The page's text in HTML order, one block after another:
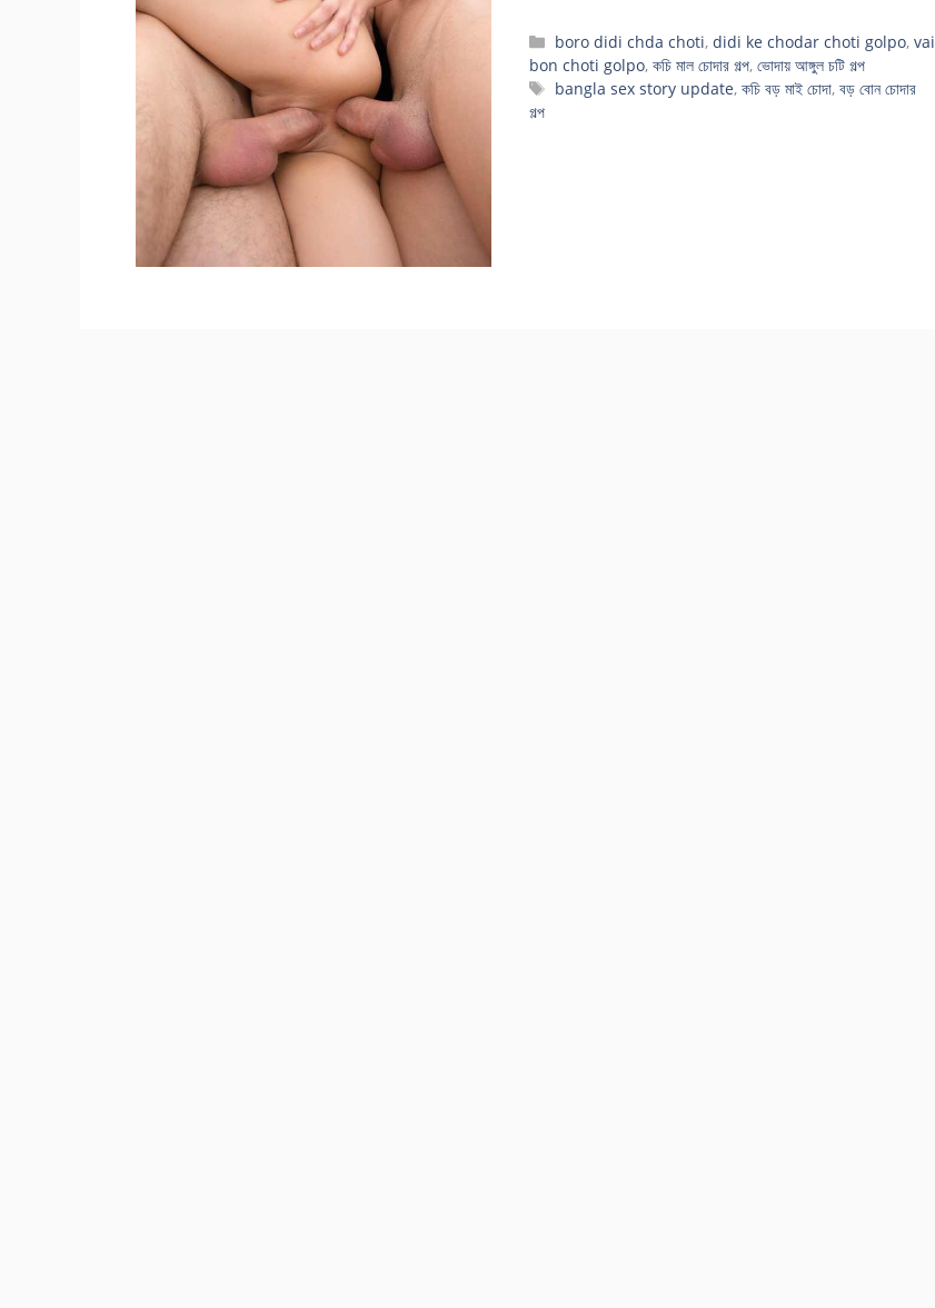
Categories
boro didi chda choti,didi ke chodar choti golpo,vai
bon choti golpo, কচি মাল চোদার গল্প, ভোদায় আঙ্গুল চটি গল্প
Tags
bangla sex story update,কচি বড় মাই চোদা,বড় বোন চোদার
গল্প